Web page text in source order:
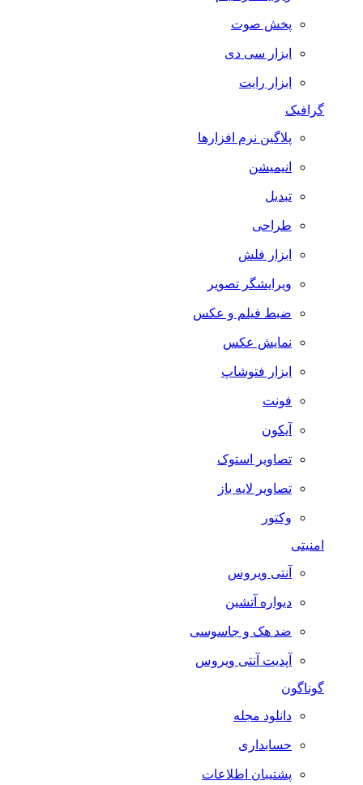
پخش صوت
ابزار سی دی
ابزار رایت
گرافیک
پلاگین نرم افزارها
انیمیشن
تبدیل
طراحی
ابزار فلش
ویرایشگر تصویر
ضبط فيلم و عكس
نمایش عکس
ابزار فتوشاپ
فونت
آیکون
تصاویر استوک
تصاویر لایه باز
وکتور
امنیتی
آنتی ویروس
دیواره آتشین
ضد هک و جاسوسی
آپدیت آنتی ویروس
گوناگون
دانلود مجله
حسابداری
پشتیبان اطلاعات